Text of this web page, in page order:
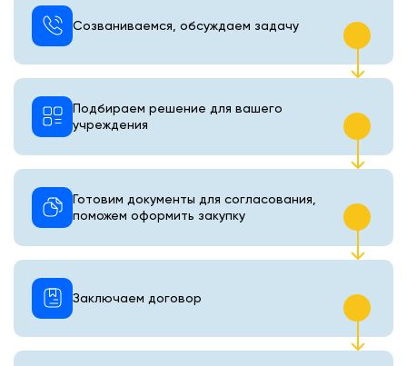
Созваниваемся, обсуждаем задачу
Подбираем решение для вашего
учреждения
Готовим документы для согласования,
поможем оформить закупку
Заключаем договор